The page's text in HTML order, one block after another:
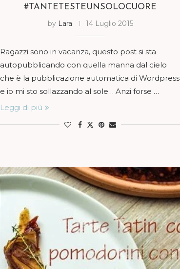
#TANTETESTEUNSOLOCUORE
by Lara 14 Luglio 2015
Ragazzi sono in vacanza, questo post si sta
autopubblicando con quella manna dal cielo
che è la pubblicazione automatica di Wordpress
e io mi sto sollazzando al sole… Anzi forse …
Leggi di più